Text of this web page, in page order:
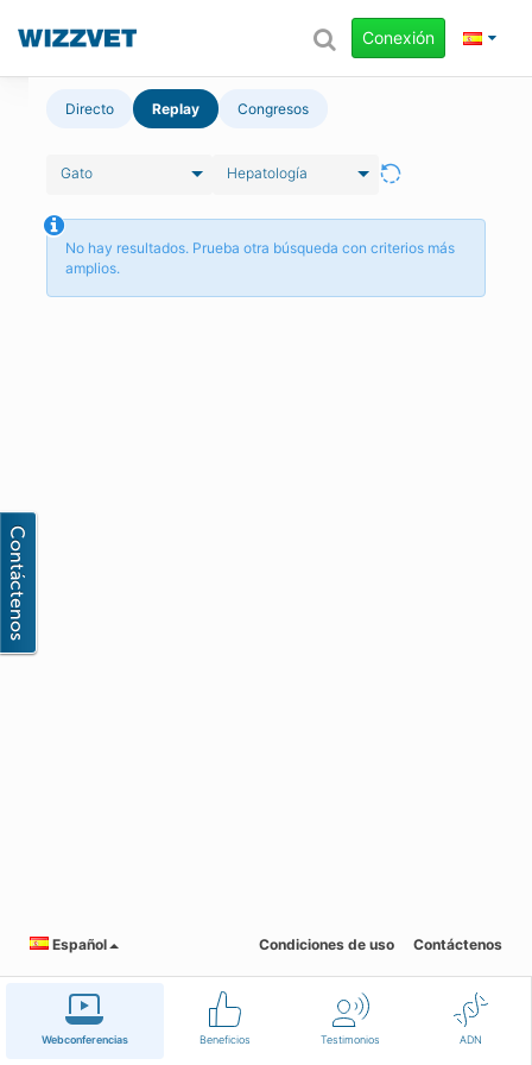
Webconferencias Beneficios Testimonios ADN
Conexión
Directo Replay Congresos
Gato Hepatología
No hay resultados. Prueba otra búsqueda con criterios más
amplios.
Español Condiciones de uso Contáctenos